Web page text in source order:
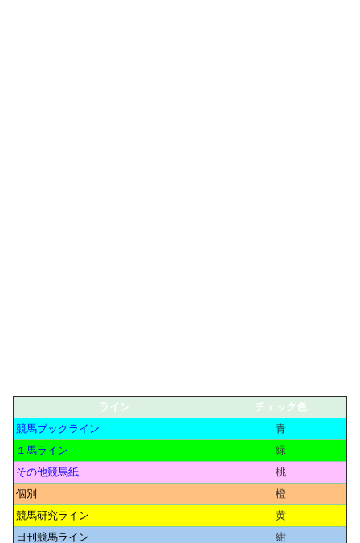
ライン
チェック色
競馬ブックライン
青
１馬ライン
緑
その他競馬紙
桃
個別
橙
競馬研究ライン
黄
日刊競馬ライン
紺